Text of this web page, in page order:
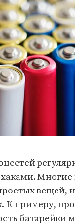
Многие
вещей,
К примеру,
батарейки